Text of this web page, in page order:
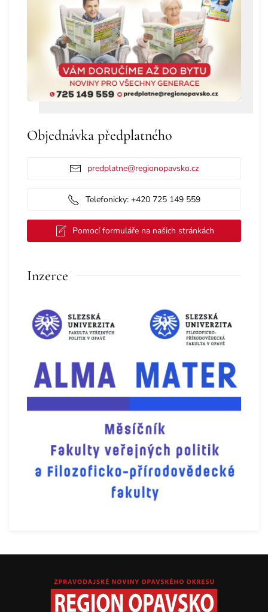
Objednávka předplatného
predplatne@regionopavsko.cz
Telefonicky: +420 725 149 559
Pomocí formuláře na našich stránkách
Inzerce